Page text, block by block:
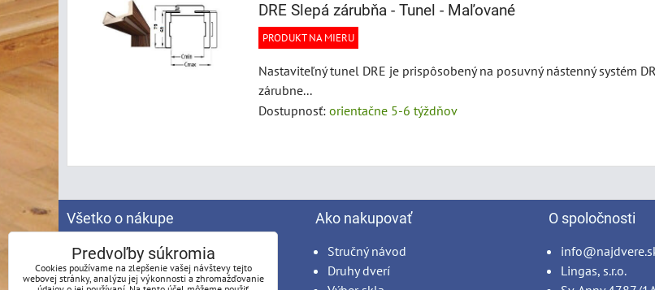
DRE Slepá zárubňa - Tunel - Maľované
PRODUKT NA MIERU
Nastaviteľný tunel DRE je prispôsobený na posuvný nástenný systém
zárubne...
Dostupnosť: orientačne 5-6 týždňov
Všetko o nákupe
Spracovanie osobných údajov
Obchodné podmienky
Ako nakupovať
Stručný návod
Druhy dverí
O spoločnosti
Lingas, s.r.o.
Predvoľby súkromia
Cookies používame na zlepšenie vašej návštevy tejto
webovej stránky, analýzu jej výkonnosti a zhromažďovanie